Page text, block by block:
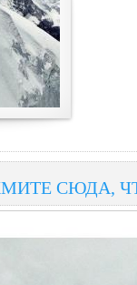
СЮДА,